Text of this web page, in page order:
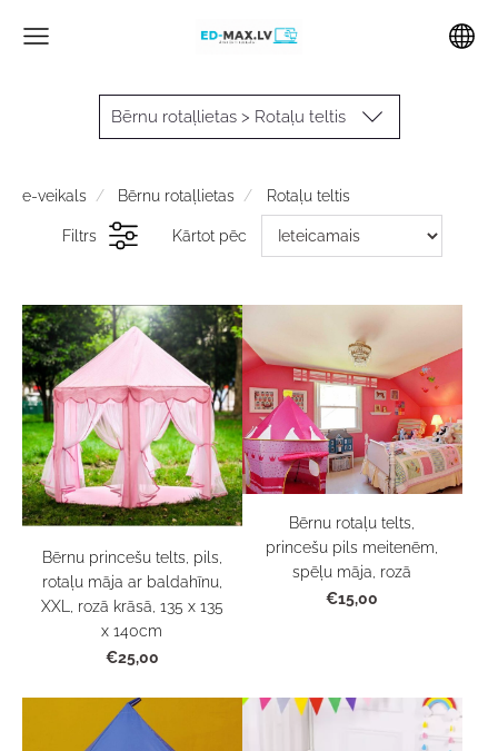
Bērnu rotaļlietas > Rotaļu teltis
e-veikals Bērnu rotaļlietas Rotaļu teltis
Filtrs Kārtot pēc
Bērnu princešu telts, pils,
rotaļu māja ar baldahīnu,
XXL, rozā krāsā, 135 x 135
x 140cm
€25,00
Bērnu rotaļu telts,
princešu pils meitenēm,
spēļu māja, rozā
€15,00